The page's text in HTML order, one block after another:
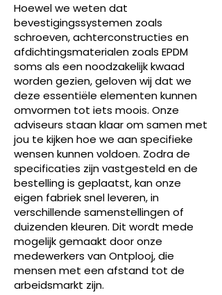
Hoewel we weten dat
bevestigingssystemen zoals
schroeven, achterconstructies en
afdichtingsmaterialen zoals EPDM
soms als een noodzakelijk kwaad
worden gezien, geloven wij dat we
deze essentiële elementen kunnen
omvormen tot iets moois. Onze
adviseurs staan klaar om samen met
jou te kijken hoe we aan specifieke
wensen kunnen voldoen. Zodra de
specificaties zijn vastgesteld en de
bestelling is geplaatst, kan onze
eigen fabriek snel leveren, in
verschillende samenstellingen of
duizenden kleuren. Dit wordt mede
mogelijk gemaakt door onze
medewerkers van Ontplooj, die
mensen met een afstand tot de
arbeidsmarkt zijn.